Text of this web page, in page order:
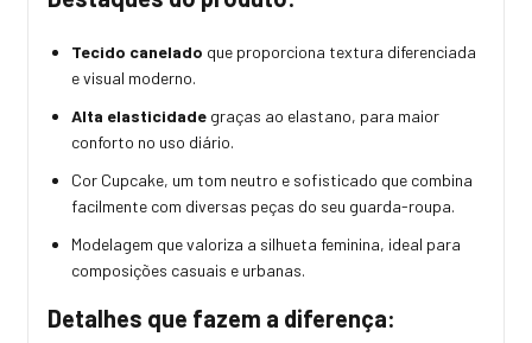
Tecido canelado que proporciona textura diferenciada
e visual moderno.
Alta elasticidade graças ao elastano, para maior
conforto no uso diário.
Cor Cupcake, um tom neutro e sofisticado que combina
facilmente com diversas peças do seu guarda-roupa.
Modelagem que valoriza a silhueta feminina, ideal para
composições casuais e urbanas.
Detalhes que fazem a diferença: